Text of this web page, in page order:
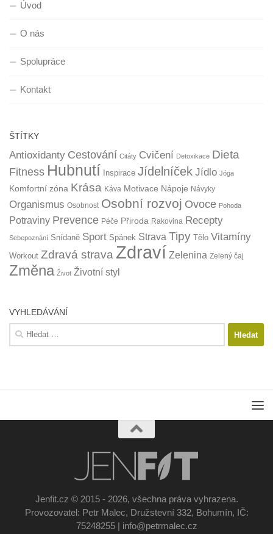
Úvod
O nás
Spolupráce
Kontakt
ŠTÍTKY
Antioxidanty Cestování Citáty Cvičení Detoxikace Dieta
Fitness Hubnutí Inspirace Jídelníček Jídlo Jóga
Komfortní zóna Krása Káva Motivace Nápoje Návyky
Organismus Osobnost Osobní rozvoj Ovoce Pohoda
Potraviny Prevence Péče Přiroda Rakovina Recepty
Sebepoznání Snídaně Sport Spánek Strava Tipy Tělo Vitamíny
Workout Zdravá strava Zdraví Zelenina Zelený čaj
Změna Život Životní styl
VYHLEDÁVÁNÍ
Vyhledávání
Jenfit.cz © 2015 - 2026, všechna práva vyhrazena.
Provozovatel: Petr Malec, Družstevní 332, Bohumín, IČ:
75248255 | info@petrmalec.cz